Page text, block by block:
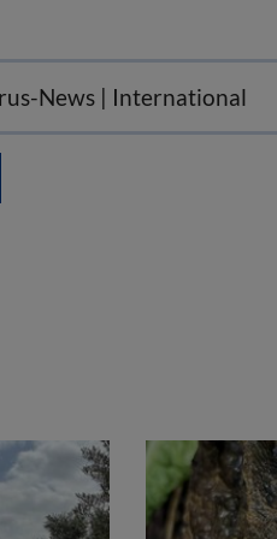
News | International